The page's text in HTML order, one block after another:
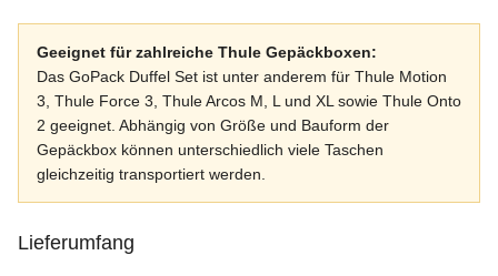
Geeignet für zahlreiche Thule Gepäckboxen:
Das GoPack Duffel Set ist unter anderem für Thule Motion
3, Thule Force 3, Thule Arcos M, L und XL sowie Thule Onto
2 geeignet. Abhängig von Größe und Bauform der
Gepäckbox können unterschiedlich viele Taschen
gleichzeitig transportiert werden.
Lieferumfang